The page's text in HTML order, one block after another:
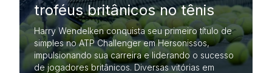
troféus britânicos no tênis
Harry Wendelken conquista seu primeiro título de
simples no ATP Challenger em Hersonissos,
impulsionando sua carreira e liderando o sucesso
de jogadores britânicos. Diversas vitórias em